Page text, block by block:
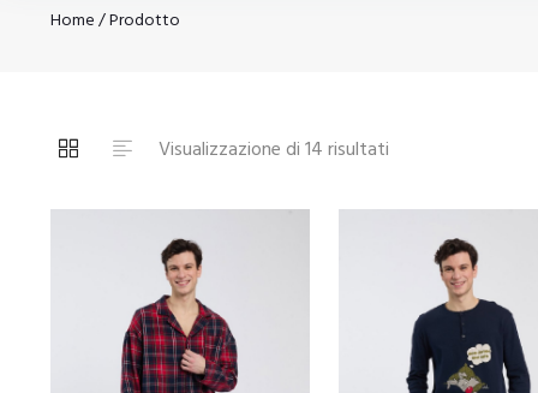
Home/ Prodotto
Visualizzazione di 14 risultati
base
recente